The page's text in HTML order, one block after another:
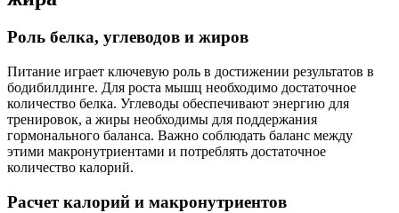
Роль белка, углеводов и жиров
Питание играет ключевую роль в достижении результатов в
бодибилдинге. Для роста мышц необходимо достаточное
количество белка. Углеводы обеспечивают энергию для
тренировок, а жиры необходимы для поддержания
гормонального баланса. Важно соблюдать баланс между
этими макронутриентами и потреблять достаточное
количество калорий.
Расчет калорий и макронутриентов